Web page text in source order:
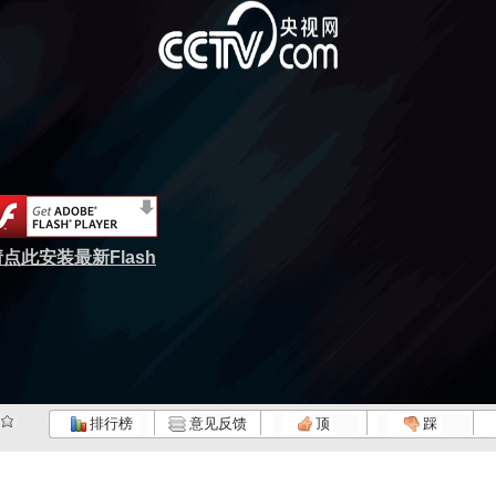
点此安装最新Flash
排行榜 意见反馈 顶 踩